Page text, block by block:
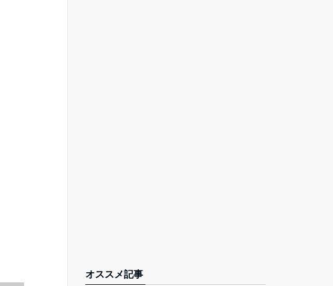
オススメ記事